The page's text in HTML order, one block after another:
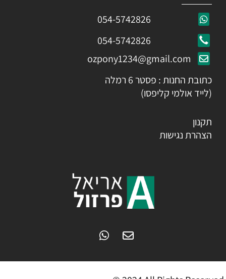
054-5742826
054-5742826
ozpony1234@gmail.com
כתובת החנות : פסטר 6 רמלה
(לייד אולמי קליפסו)
תקנון
הצהרת נגישות